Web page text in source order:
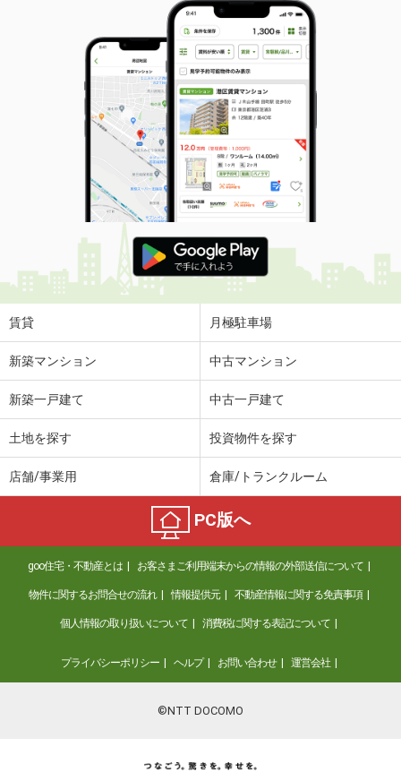
賃貸 月極駐車場
新築マンション 中古マンション
新築一戸建て 中古一戸建て
土地を探す 投資物件を探す
店舗/事業用 倉庫/トランクルーム
PC版へ
goo住宅・不動産とは お客さまご利用端末からの情報の外部送信について
物件に関するお問合せの流れ 情報提供元 不動産情報に関する免責事項
個人情報の取り扱いについて 消費税に関する表記について
プライバシーポリシー ヘルプ お問い合わせ 運営会社
©NTT DOCOMO